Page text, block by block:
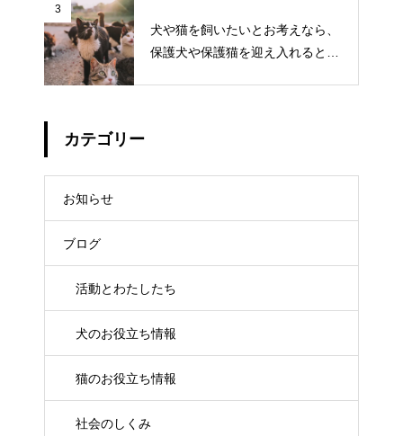
3
犬や猫を飼いたいとお考えなら、
保護犬や保護猫を迎え入れるとい
カテゴリー
お知らせ
ブログ
活動とわたしたち
犬のお役立ち情報
猫のお役立ち情報
社会のしくみ